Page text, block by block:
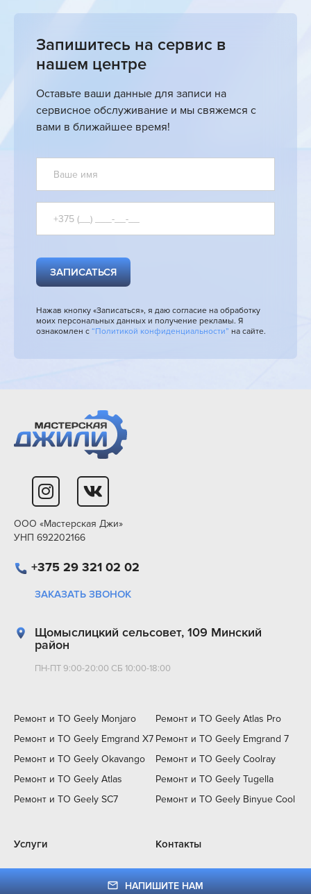
Запишитесь на сервис в
нашем центре
Оставьте ваши данные для записи на
сервисное обслуживание и мы свяжемся с
вами в ближайшее время!
ЗАПИСАТЬСЯ
Нажав кнопку «Записаться», я даю согласие на обработку
моих персональных данных и получение рекламы. Я
ознакомлен с “Политикой конфиденциальности” на сайте.
ООО «Мастерская Джи»
УНП 692202166
Ремонт и ТО Geely Monjaro
Ремонт и ТО Geely Atlas Pro
Ремонт и ТО Geely Emgrand X7 Ремонт и ТО Geely Emgrand 7
Ремонт и ТО Geely Okavango
Ремонт и ТО Geely Coolray
Ремонт и ТО Geely Atlas
Ремонт и ТО Geely Tugella
Ремонт и ТО Geely SC7
Ремонт и ТО Geely Binyue Cool
Услуги Контакты
+375 29 321 02 02
ЗАКАЗАТЬ ЗВОНОК
Щомыслицкий сельсовет, 109 Минский
район
ПН-ПТ 9:00-20:00 СБ 10:00-18:00
НАПИШИТЕ НАМ